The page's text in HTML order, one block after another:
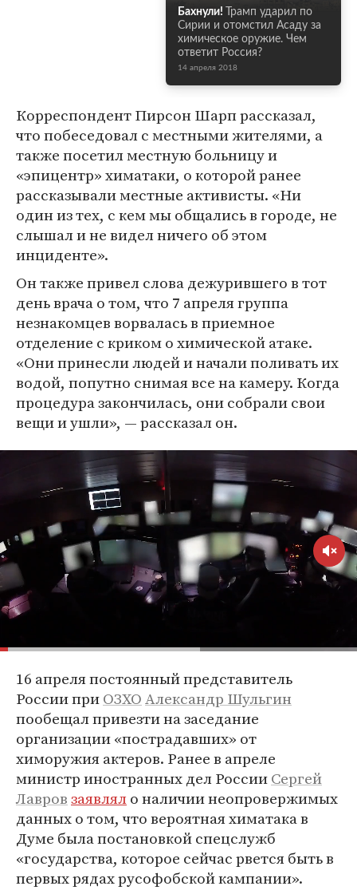
Бахнули!
Трамп ударил по
Сирии и отомстил Асаду за
химическое оружие. Чем
ответит Россия?
14 апреля 2018
Корреспондент Пирсон Шарп рассказал,
что побеседовал с местными жителями, а
также посетил местную больницу и
«эпицентр» химатаки, о которой ранее
рассказывали местные активисты. «Ни
один из тех, с кем мы общались в городе, не
слышал и не видел ничего об этом
инциденте».
Он также привел слова дежурившего в тот
день врача о том, что 7 апреля группа
незнакомцев ворвалась в приемное
отделение с криком о химической атаке.
«Они принесли людей и начали поливать их
водой, попутно снимая все на камеру. Когда
процедура закончилась, они собрали свои
вещи и ушли», — рассказал он.
16 апреля постоянный представитель
России приОЗХОАлександр Шульгин
пообещал привезти на заседание
организации «пострадавших» от
химоружия актеров. Ранее в апреле
министр иностранных дел РоссииСергей
Лавровзаявляло наличии неопровержимых
данных о том, что вероятная химатака в
Думе была постановкой спецслужб
«государства, которое сейчас рвется быть в
первых рядах русофобской кампании».